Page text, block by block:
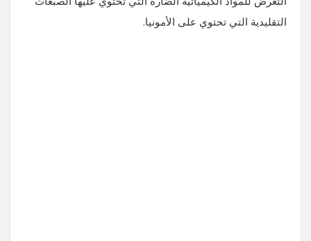
التقليدية التي تحتوي على الأمونيا.